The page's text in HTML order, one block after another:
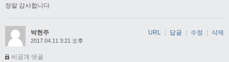
정말 감사합니다
박현주
2017.04.11 3:21 오후
비공개 댓글
URL | 답글 | 수정 | 삭제